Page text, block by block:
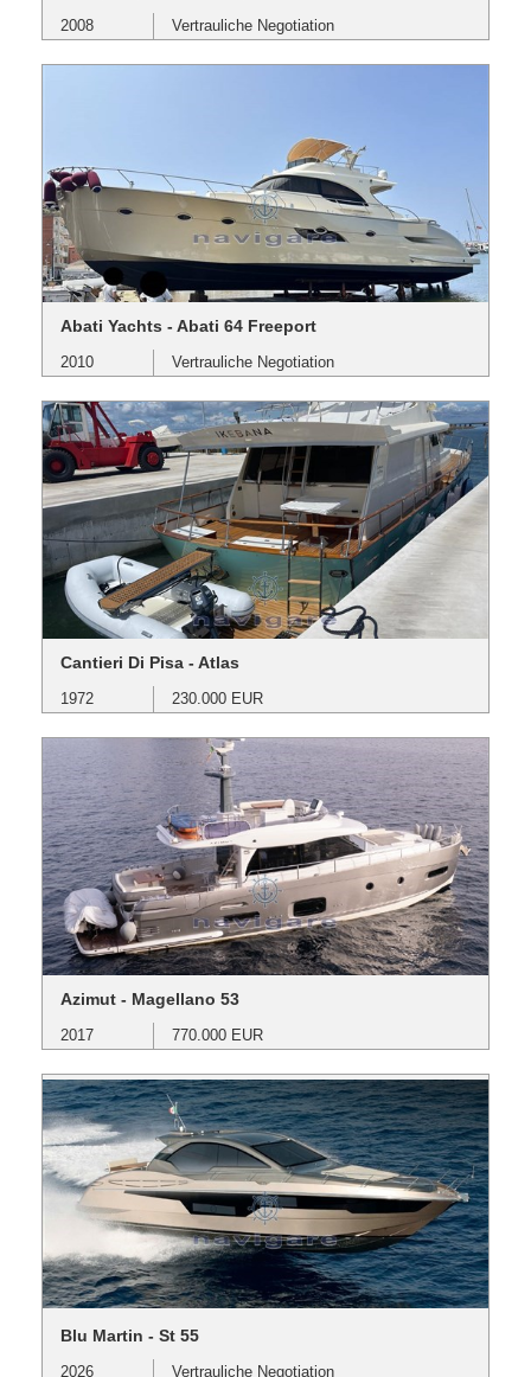
2008 Vertrauliche Negotiation
Abati Yachts - Abati 64 Freeport
2010 Vertrauliche Negotiation
Cantieri Di Pisa - Atlas
1972 230.000 EUR
Azimut - Magellano 53
2017 770.000 EUR
Blu Martin - St 55
2026 Vertrauliche Negotiation